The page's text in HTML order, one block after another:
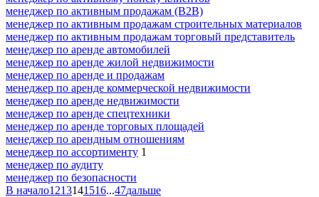
менеджер по активным продажам (B2B)
менеджер по активным продажам строительных материалов
менеджер по активным продажам торговый представитель
менеджер по аренде автомобилей
менеджер по аренде жилой недвижимости
менеджер по аренде и продажам
менеджер по аренде коммерческой недвижимости
менеджер по аренде недвижимости
менеджер по аренде спецтехники
менеджер по аренде торговых площадей
менеджер по арендным отношениям
менеджер по ассортименту 1
менеджер по аудиту
менеджер по безопасности
В начало1213141516...47дальше